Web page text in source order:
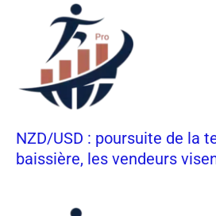
NZD/USD : poursuite de la
baissière, les vendeurs